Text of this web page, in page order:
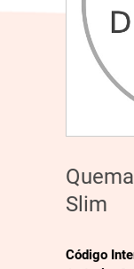
Slim
Código